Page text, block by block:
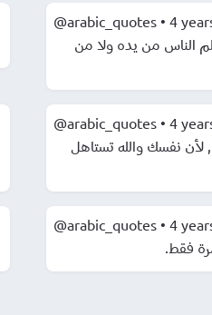
@arabic_quotes • 4
الناس من يده ولا من
@arabic_quotes • 4
لأن نفسك والله تستاهل
@arabic_quotes • 4
فقط.